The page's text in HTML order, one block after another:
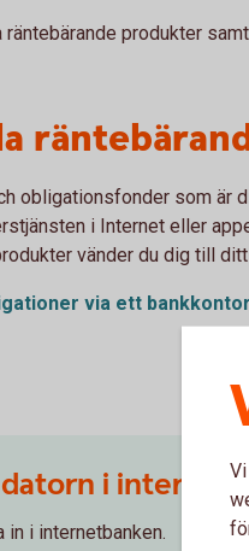
räntebärande produkter
obligationsfonder som är
i Internet eller
vänder du dig till
via ett bankkontor
i
in i internetbanken.